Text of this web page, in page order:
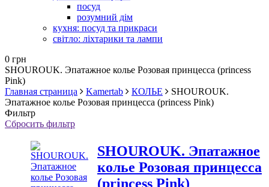
посуд
розумний дім
кухня: посуд та прикраси
світло: ліхтарики та лампи
0 грн
SHOUROUK. Эпатажное колье Розовая принцесса (princess
Pink)
Главная страница
Kamertab КОЛЬЕ
SHOUROUK.
Эпатажное колье Розовая принцесса (princess Pink)
Фильтр
Сбросить фильтр
SHOUROUK. Эпатажное
колье Розовая принцесса
(princess Pink)